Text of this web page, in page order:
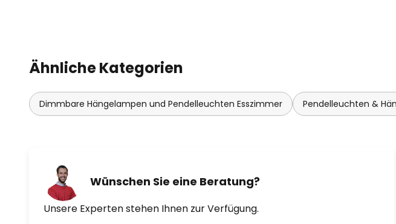
Ähnliche Kategorien
Dimmbare Hängelampen und Pendelleuchten Esszimmer Pendelleuchten &
Wünschen Sie eine Beratung?
Unsere Experten stehen Ihnen zur Verfügung.